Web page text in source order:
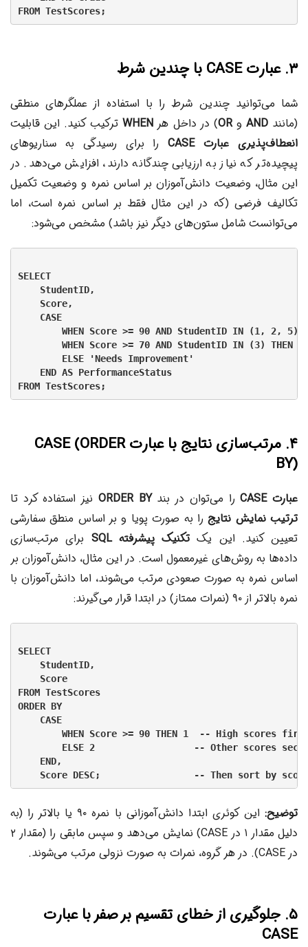
۳. عبارت CASE با چندین شرط
شما می‌توانید چندین شرط را با استفاده از عملگرهای منطقی
(مانندAND وOR) در داخل هر WHENترکیب کنید. این قابلیت
انعطاف‌پذیری عبارت CASE
را برای رسیدگی به سناریوهای
پیچیده‌تر که نیاز به ارزیابی چندگانه دارند، افزایش می‌دهد. در
این مثال، وضعیت دانش‌آموزان بر اساس نمره و وضعیت تکمیل
تکالیف فرضی (که در این مثال فقط بر اساس نمره است، اما
می‌توانست شامل ستون‌های دیگر نیز باشد) مشخص می‌شود:
SELECT
    StudentID,
    Score,
    CASE
WHEN Score >= 90 AND StudentID IN (1, 2, 5)
WHEN Score >= 70 AND StudentID IN (3) THEN
        ELSE 'Needs Improvement'
    END AS PerformanceStatus
۴. مرتب‌سازی نتایج با عبارت CASE (ORDER
BY)
عبارت CASE را می‌توان در بندORDER BY نیز استفاده کرد تا
ترتیب نمایش نتایجرا به صورت پویا و بر اساس منطق سفارشی
تعیین کنید. این یک تکنیک پیشرفته SQL
برای مرتب‌سازی
داده‌ها به روش‌های غیرمعمول است. در این مثال، دانش‌آموزان بر
اساس نمره به صورت صعودی مرتب می‌شوند، اما دانش‌آموزان با
نمره بالاتر از ۹۰ (نمرات ممتاز) در ابتدا قرار می‌گیرند:
SELECT
    StudentID,
    Score
FROM TestScores
ORDER BY
    CASE
WHEN Score >= 90 THEN 1  -- High scores
ELSE 2                  -- Other scores
    END,
توضیح:
این کوئری ابتدا دانش‌آموزانی با نمره ۹۰ یا بالاتر را (به
دلیل مقدار ۱ در CASE) نمایش می‌دهد و سپس مابقی را (مقدار ۲
در CASE). در هر گروه، نمرات به صورت نزولی مرتب می‌شوند.
۵. جلوگیری از خطای تقسیم بر صفر با عبارت
CASE